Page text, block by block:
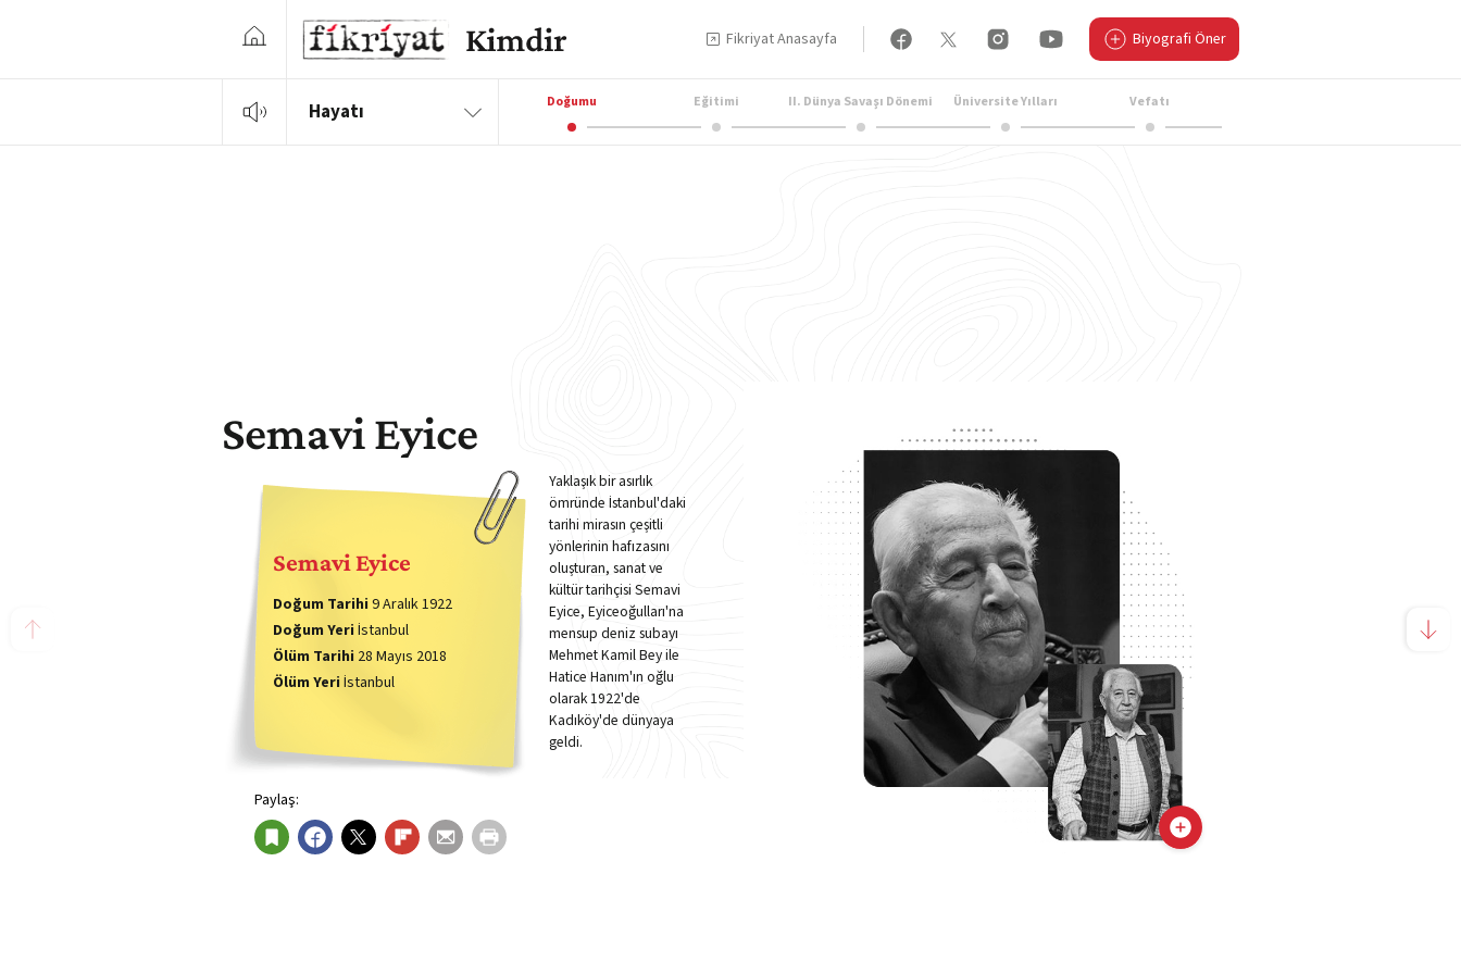
Fikriyat Anasayfa Biyografi Öner
Hayatı Doğumu Eğitimi II. Dünya Savaşı Dönemi Üniversite Yılları Vefatı
Semavi Eyice
Semavi Eyice
Doğum Tarihi 9 Aralık 1922
Doğum Yeri İstanbul
Ölüm Tarihi 28 Mayıs 2018
Ölüm Yeriİstanbul
Paylaş:
Yaklaşık bir asırlık
ömründe İstanbul'daki
tarihi mirasın çeşitli
yönlerinin hafızasını
oluşturan, sanat ve
kültür tarihçisi Semavi
Eyice, Eyiceoğulları'na
mensup deniz subayı
Mehmet Kamil Bey ile
Hatice Hanım'ın oğlu
olarak 1922'de
Kadıköy'de dünyaya
geldi.